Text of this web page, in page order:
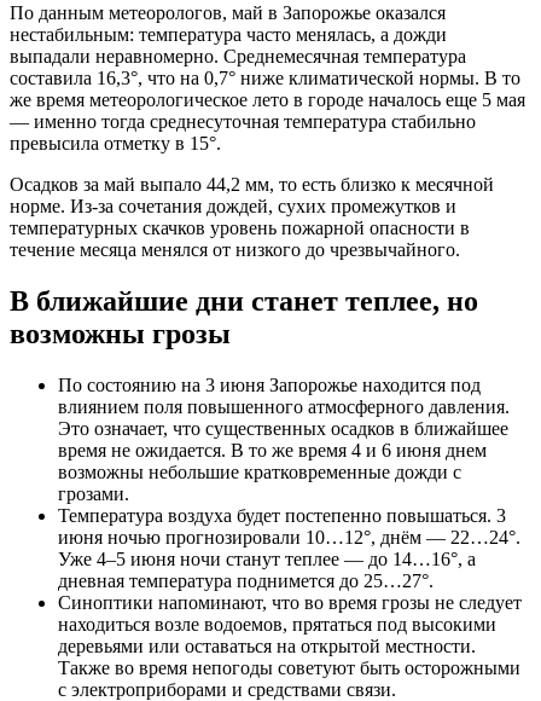
По данным метеорологов, май в Запорожье оказался
нестабильным: температура часто менялась, а дожди
выпадали неравномерно. Среднемесячная температура
составила 16,3°, что на 0,7° ниже климатической нормы. В то
же время метеорологическое лето в городе началось еще 5 мая
— именно тогда среднесуточная температура стабильно
превысила отметку в 15°.
Осадков за май выпало 44,2 мм, то есть близко к месячной
норме. Из-за сочетания дождей, сухих промежутков и
температурных скачков уровень пожарной опасности в
течение месяца менялся от низкого до чрезвычайного.
В ближайшие дни станет теплее, но
возможны грозы
По состоянию на 3 июня Запорожье находится под
влиянием поля повышенного атмосферного давления.
Это означает, что существенных осадков в ближайшее
время не ожидается. В то же время 4 и 6 июня днем
возможны небольшие кратковременные дожди с
грозами.
Температура воздуха будет постепенно повышаться. 3
июня ночью прогнозировали 10…12°, днём — 22…24°.
Уже 4–5 июня ночи станут теплее — до 14…16°, а
дневная температура поднимется до 25…27°.
Синоптики напоминают, что во время грозы не следует
находиться возле водоемов, прятаться под высокими
деревьями или оставаться на открытой местности.
Также во время непогоды советуют быть осторожными
с электроприборами и средствами связи.